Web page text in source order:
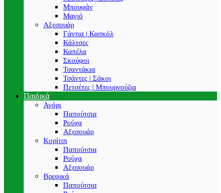
Μπουφάν
Μαγιό
Αξεσουάρ
Γάντια | Κασκόλ
Κάλτσες
Καπέλα
Σκούφοι
Τσαντάκια
Τσάντες | Σάκοι
Πετσέτες | Μπουρνούζια
Παιδικά
Αγόρι
Παπούτσια
Ρούχα
Αξεσουάρ
Κορίτσι
Παπούτσια
Ρούχα
Αξεσουάρ
Βρεφικά
Παπούτσια